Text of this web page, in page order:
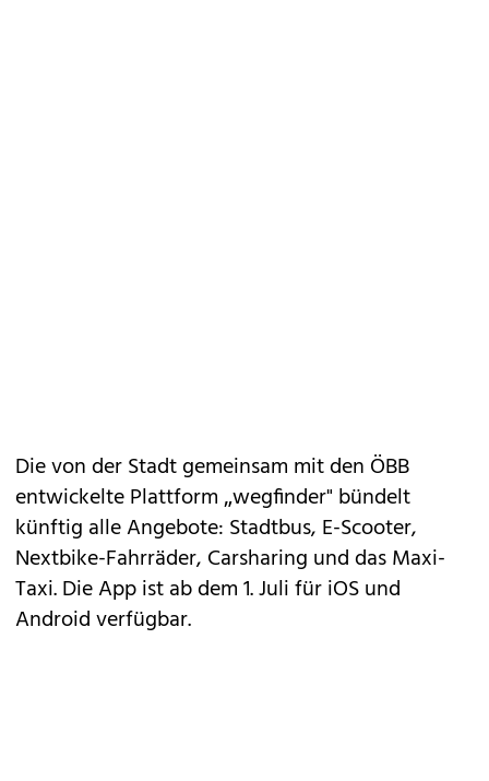
Die von der Stadt gemeinsam mit den ÖBB
entwickelte Plattform „wegfinder" bündelt
künftig alle Angebote: Stadtbus, E-Scooter,
Nextbike-Fahrräder, Carsharing und das Maxi-
Taxi. Die App ist ab dem 1. Juli für iOS und
Android verfügbar.